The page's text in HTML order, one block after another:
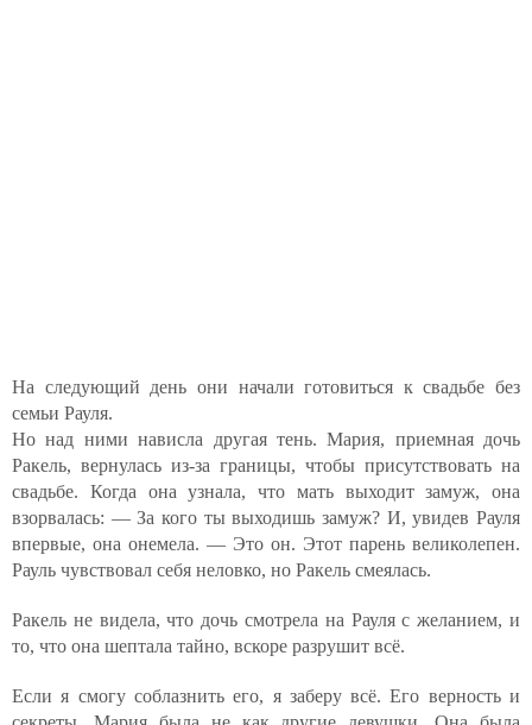
На следующий день они начали готовиться к свадьбе без
семьи Рауля.
Но над ними нависла другая тень. Мария, приемная дочь
Ракель, вернулась из-за границы, чтобы присутствовать на
свадьбе. Когда она узнала, что мать выходит замуж, она
взорвалась: — За кого ты выходишь замуж? И, увидев Рауля
впервые, она онемела. — Это он. Этот парень великолепен.
Рауль чувствовал себя неловко, но Ракель смеялась.
Ракель не видела, что дочь смотрела на Рауля с желанием, и
то, что она шептала тайно, вскоре разрушит всё.
Если я смогу соблазнить его, я заберу всё. Его верность и